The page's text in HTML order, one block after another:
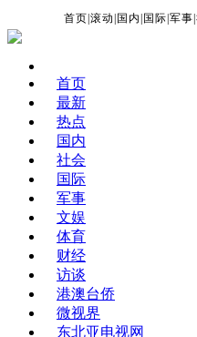
首页 |滚动 国内 国际 |军事 |
首页
最新
热点
国内
社会
国际
军事
文娱
体育
财经
访谈
港澳台侨
微视界
东北亚电视网